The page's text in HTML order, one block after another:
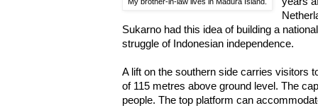
Sukarno had this idea of building a
struggle of Indonesian independence.
A lift on the southern side carries visitors
of 115 metres above ground level. The
people. The top platform can